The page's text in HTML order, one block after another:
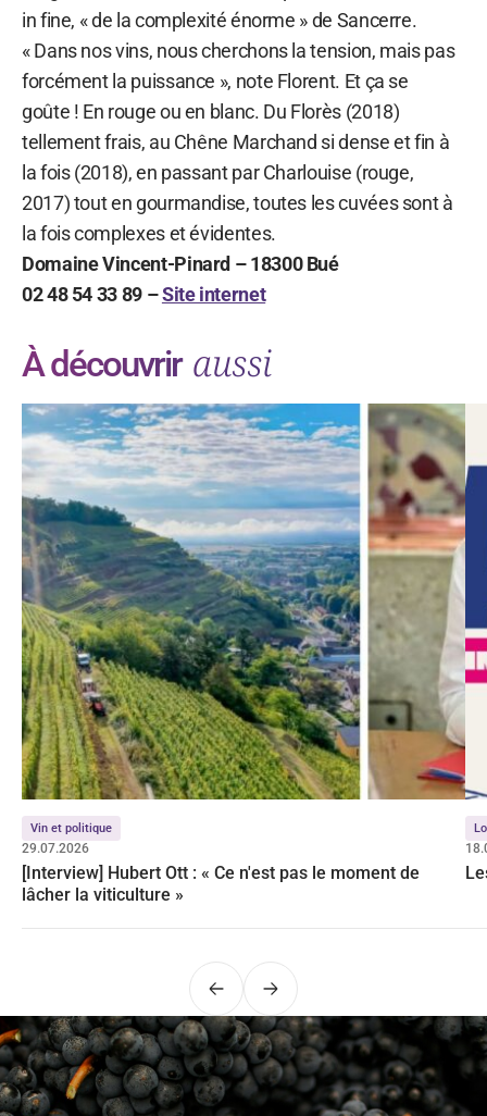
in fine, « de la complexité énorme » de Sancerre.
« Dans nos vins, nous cherchons la tension, mais pas
forcément la puissance », note Florent. Et ça se
goûte ! En rouge ou en blanc. Du Florès (2018)
tellement frais, au Chêne Marchand si dense et fin à
la fois (2018), en passant par Charlouise (rouge,
2017) tout en gourmandise, toutes les cuvées sont à
la fois complexes et évidentes.
Domaine Vincent-Pinard – 18300 Bué
02 48 54 33 89 –Site internet
À découvrir aussi
Vin et politique
29.07.2026
[Interview] Hubert Ott : « Ce n'est pas le moment de
lâcher la viticulture »
PrécédentSuivant